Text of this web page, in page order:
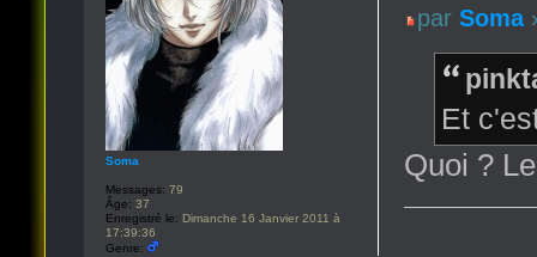
par Soma
Et
Quoi ?
Soma
Messages: 79
Âge: 37
Enregistré le: Dimanche 16 Janvier 2011 à
17:39:36
Genre: